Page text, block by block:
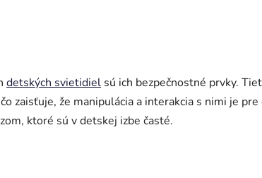
detských svietidiel sú ich bezpečnostné prvky.
zaisťuje, že manipulácia a interakcia s nimi je
ktoré sú v detskej izbe časté.